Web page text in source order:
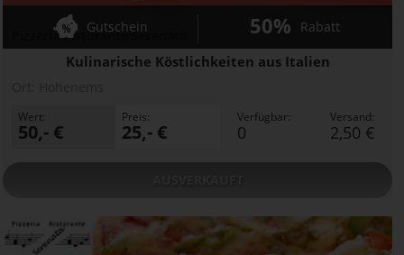
Pizzeria Ristorante Serenata
Kulinarische Köstlichkeiten aus Italien
Gutschein 50% Rabatt
Wert:
50,- €
Preis:
25,- €
Verfügbar:
0
Versand:
2,50 €